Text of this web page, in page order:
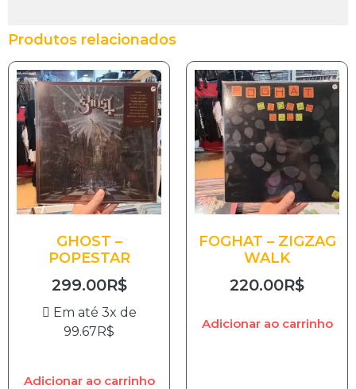
Produtos relacionados
GHOST –
POPESTAR
299.00R$
Em até 3x de
99.67R$
Adicionar ao carrinho
FOGHAT – ZIGZAG
WALK
220.00R$
Adicionar ao carrinho